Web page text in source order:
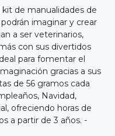
kit de manualidades de
imaginar y crear
a ser veterinarios,
con sus divertidos
para fomentar el
gracias a sus
de 56 gramos cada
Navidad,
ofreciendo horas de
a partir de 3 años. -